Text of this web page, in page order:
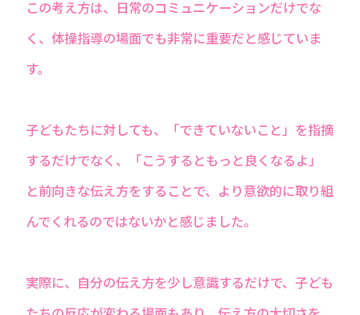
この考え⽅は、⽇常のコミュニケーションだけでな
く、体操指導の場⾯でも⾮常に重要だと感じていま
す。
⼦どもたちに対しても、「できていないこと」を指摘
するだけでなく、「こうするともっと良くなるよ」
と前向きな伝え⽅をすることで、より意欲的に取り組
んでくれるのではないかと感じました。
実際に、⾃分の伝え⽅を少し意識するだけで、⼦ども